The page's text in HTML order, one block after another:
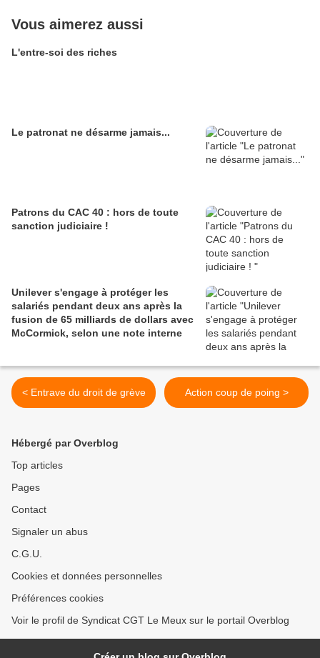
Vous aimerez aussi
L'entre-soi des riches
Le patronat ne désarme jamais...
Patrons du CAC 40 : hors de toute
sanction judiciaire !
Unilever s'engage à protéger les
salariés pendant deux ans après la
fusion de 65 milliards de dollars avec
McCormick, selon une note interne
< Entrave du droit de grève Action coup de poing >
Hébergé par Overblog
Top articles
Pages
Contact
Signaler un abus
C.G.U.
Cookies et données personnelles
Préférences cookies
Voir le profil de Syndicat CGT Le Meux sur le portail Overblog